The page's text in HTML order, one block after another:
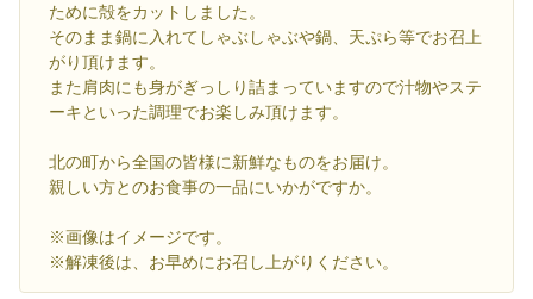
ために殻をカットしました。
そのまま鍋に入れてしゃぶしゃぶや鍋、天ぷら等でお召上
がり頂けます。
また肩肉にも身がぎっしり詰まっていますので汁物やステ
ーキといった調理でお楽しみ頂けます。
北の町から全国の皆様に新鮮なものをお届け。
親しい方とのお食事の一品にいかがですか。
※画像はイメージです。
※解凍後は、お早めにお召し上がりください。